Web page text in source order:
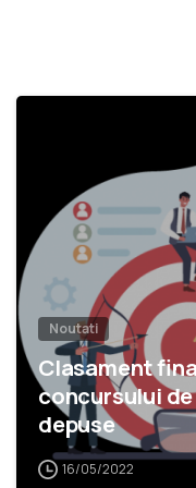
Noutati
Clasament
concursului
depuse
16/05/2022